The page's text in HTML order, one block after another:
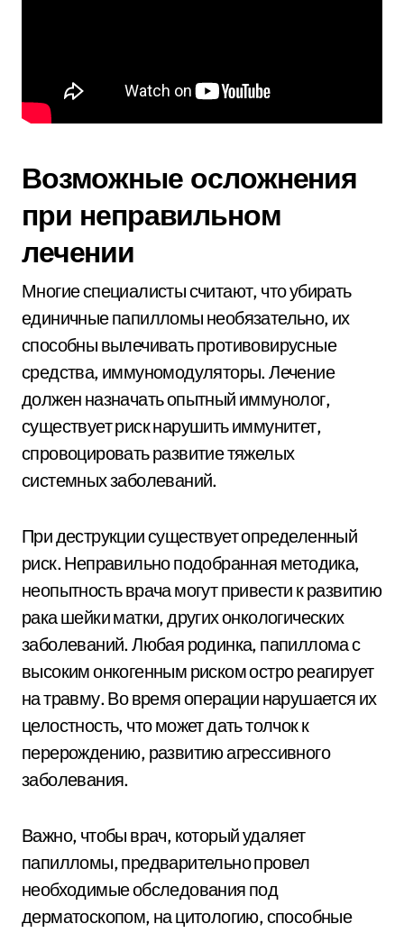
Возможные осложнения
при неправильном
лечении
Многие специалисты считают, что убирать
единичные папилломы необязательно, их
способны вылечивать противовирусные
средства, иммуномодуляторы. Лечение
должен назначать опытный иммунолог,
существует риск нарушить иммунитет,
спровоцировать развитие тяжелых
системных заболеваний.
При деструкции существует определенный
риск. Неправильно подобранная методика,
неопытность врача могут привести к развитию
рака шейки матки, других онкологических
заболеваний. Любая родинка, папиллома с
высоким онкогенным риском остро реагирует
на травму. Во время операции нарушается их
целостность, что может дать толчок к
перерождению, развитию агрессивного
заболевания.
Важно, чтобы врач, который удаляет
папилломы, предварительно провел
необходимые обследования под
дерматоскопом, на цитологию, способные